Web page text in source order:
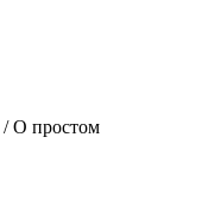
/О простом